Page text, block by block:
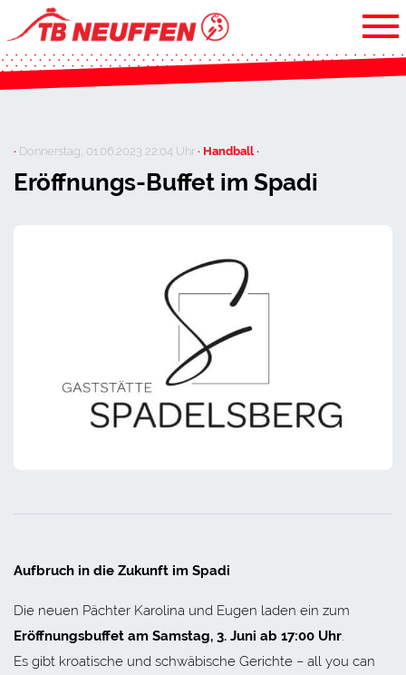
· Donnerstag, 01.06.2023 22:04 Uhr· Handball ·
Eröffnungs-Buffet im Spadi
Aufbruch in die Zukunft im Spadi
Die neuen Pächter Karolina und Eugen laden ein zum
Eröffnungsbuffet am Samstag, 3. Juni ab 17:00 Uhr.
Es gibt kroatische und schwäbische Gerichte – all you can